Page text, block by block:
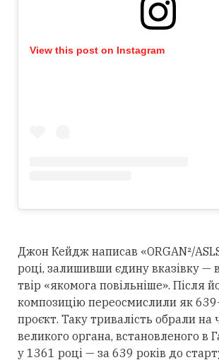
View this post on Instagram
Джон Кейдж написав «ORGAN²/
році, залишивши єдину вказівку —
твір «якомога повільніше». Після
композицію переосмислили як
проєкт. Таку тривалість обрали на
великого органа, встановленого в
у 1361 році — за 639 років до